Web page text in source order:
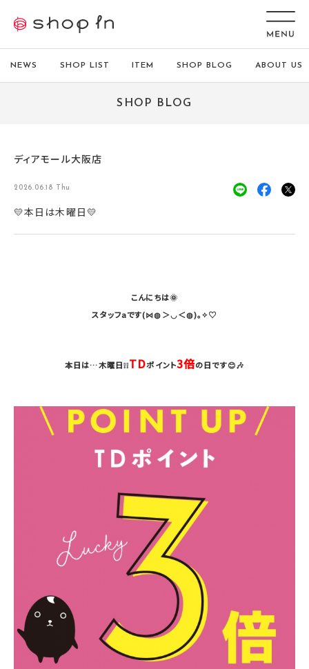
NEWS SHOP LIST ITEM SHOP BLOG ABOUT US
SHOP BLOG
ディアモール大阪店
2026.06.18 Thu
💛本日は木曜日💛
こんにちは🌞
スタッフaです(⋈◍＞◡＜◍)。✧♡
本日は…木曜日❕❕TDポイント3倍の日です😊🎶